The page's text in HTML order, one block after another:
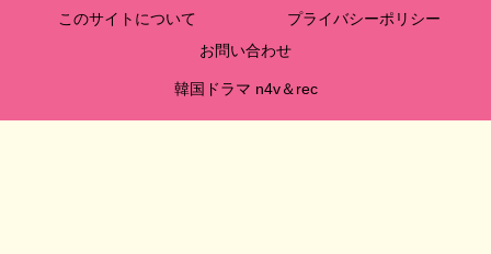
このサイトについて
プライバシーポリシー
お問い合わせ
韓国ドラマ n4v＆rec